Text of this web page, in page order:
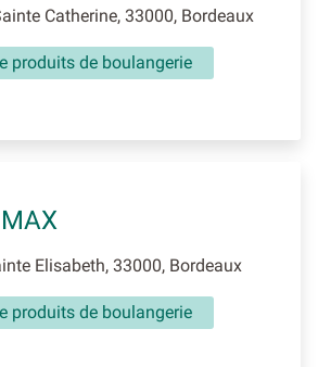
Catherine, 33000, Bordeaux
produits de boulangerie
Elisabeth, 33000, Bordeaux
produits de boulangerie